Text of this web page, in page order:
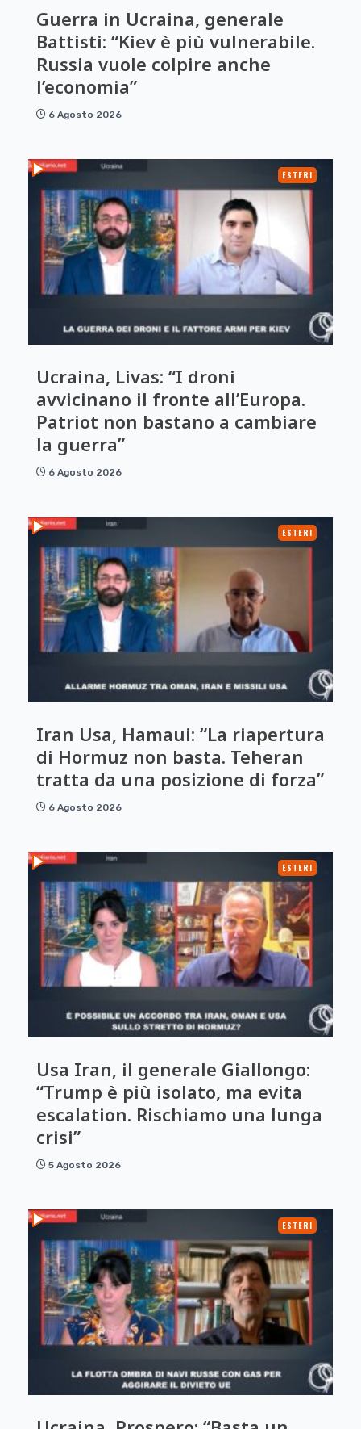
Guerra in Ucraina, generale
Battisti: “Kiev è più vulnerabile.
Russia vuole colpire anche
l’economia”
6 Agosto 2026
ESTERI
Ucraina, Livas: “I droni
avvicinano il fronte all’Europa.
Patriot non bastano a cambiare
la guerra”
6 Agosto 2026
ESTERI
Iran Usa, Hamaui: “La riapertura
di Hormuz non basta. Teheran
tratta da una posizione di forza”
6 Agosto 2026
ESTERI
Usa Iran, il generale Giallongo:
“Trump è più isolato, ma evita
escalation. Rischiamo una lunga
crisi”
5 Agosto 2026
ESTERI